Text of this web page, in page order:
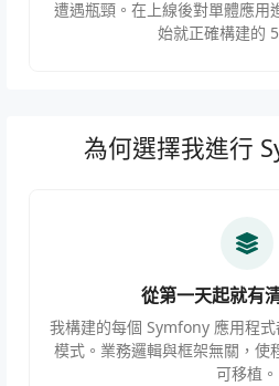
遭遇瓶頸。在上線後對單體應用
始就正確構建的
為何選擇我進行
從第一天起就有
我構建的每個 Symfony 應用程
模式。業務邏輯與框架無關，使
可移植。